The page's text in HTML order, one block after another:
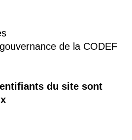
de la CODEF
du site sont